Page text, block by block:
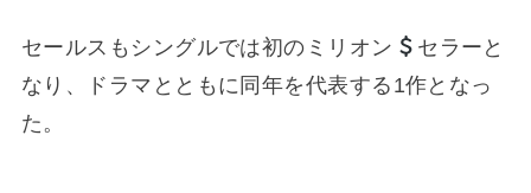
セールスもシングルでは初のミリオン
セラーと
なり、ドラマとともに同年を代表する1作となっ
た。